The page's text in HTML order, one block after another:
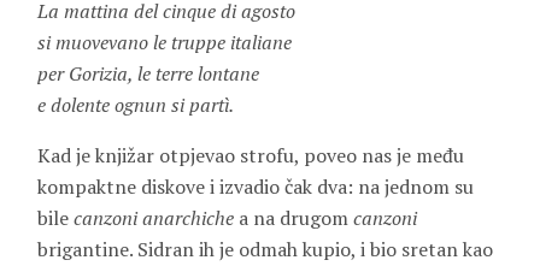
La mattina del cinque di agosto
si muovevano le truppe italiane
per Gorizia, le terre lontane
e dolente ognun si partì.
Kad je knjižar otpjevao strofu, poveo nas je među
kompaktne diskove i izvadio čak dva: na jednom su
bilecanzonianarchiche a na drugomcanzoni
brigantine. Sidran ih je odmah kupio, i bio sretan kao